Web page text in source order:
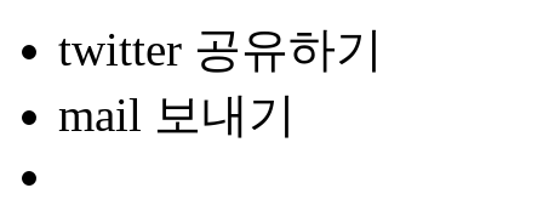
twitter 공유하기
mail 보내기